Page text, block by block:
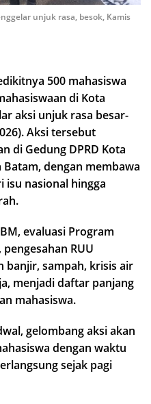
unjuk rasa, besok, Kamis
500 mahasiswa
di Kota
aksi unjuk rasa besar-
Aksi tersebut
di Gedung DPRD Kota
dengan membawa
nasional hingga
evaluasi Program
RUU
banjir, sampah, krisis air
menjadi daftar panjang
mahasiswa.
gelombang aksi akan
dengan waktu
sejak pagi